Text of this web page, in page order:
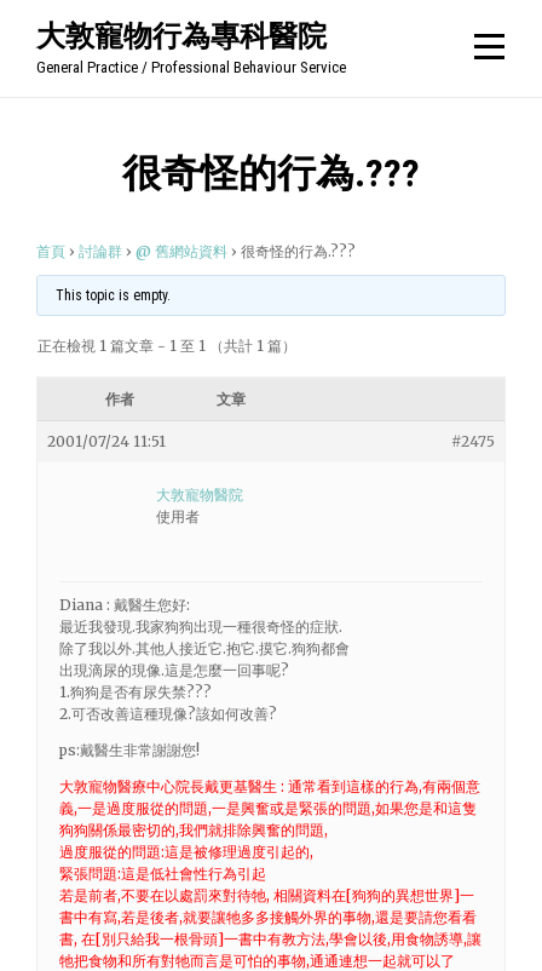
大敦寵物行為專科醫院
General Practice / Professional Behaviour Service
很奇怪的行為.???
首頁 › 討論群 › @ 舊網站資料 › 很奇怪的行為.???
This topic is empty.
正在檢視 1 篇文章 - 1 至 1 （共計 1 篇）
作者 文章
2001/07/24 11:51 #2475
大敦寵物醫院
使用者
Diana : 戴醫生您好:
最近我發現.我家狗狗出現一種很奇怪的症狀.
除了我以外.其他人接近它.抱它.摸它.狗狗都會
出現滴尿的現像.這是怎麼一回事呢?
1.狗狗是否有尿失禁???
2.可否改善這種現像?該如何改善?
ps:戴醫生非常謝謝您!
大敦寵物醫療中心院長戴更基醫生 : 通常看到這樣的行為,有兩個意
義,一是過度服從的問題,一是興奮或是緊張的問題,如果您是和這隻
狗狗關係最密切的,我們就排除興奮的問題,
過度服從的問題:這是被修理過度引起的,
緊張問題:這是低社會性行為引起
若是前者,不要在以處罰來對待牠, 相關資料在[狗狗的異想世界]一
書中有寫,若是後者,就要讓牠多多接觸外界的事物,還是要請您看看
書, 在[別只給我一根骨頭]一書中有教方法,學會以後,用食物誘導,讓
牠把食物和所有對牠而言是可怕的事物,通通連想一起就可以了